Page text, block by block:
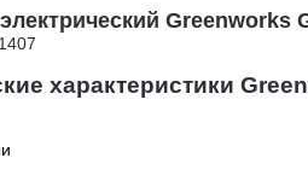
Greenworks
характеристики